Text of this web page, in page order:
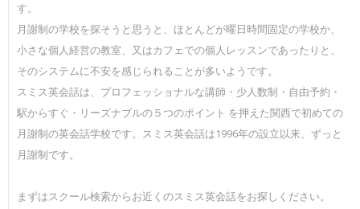
す。
月謝制の学校を探そうと思うと、ほとんどが曜日時間固定の学校か、
小さな個人経営の教室、又はカフェでの個人レッスンであったりと、
そのシステムに不安を感じられることが多いようです。
スミス英会話は、プロフェッショナルな講師・少人数制・自由予約・
駅からすぐ・リーズナブルの５つのポイント を押えた関西で初めての
月謝制の英会話学校です。スミス英会話は1996年の設立以来、ずっと
月謝制です。
まずはスクール検索からお近くのスミス英会話をお探しください。